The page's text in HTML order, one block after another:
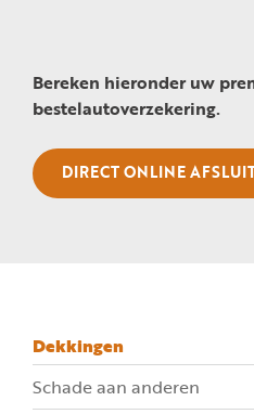
Bereken hieronder uw
bestelautoverzekering.
DIRECT ONLINE
Dekkingen
Schade aan anderen